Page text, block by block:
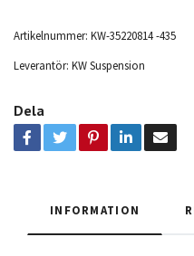
Artikelnummer: KW-35220814 -435
Leverantör: KW Suspension
Dela
INFORMATION